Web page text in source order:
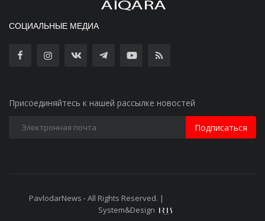
СОЦИАЛЬНЫЕ МЕДИА
Присоединяйтесь к нашей рассылке новостей
Подписаться
PavlodarNews - All Rights Reserved. |
System&Design